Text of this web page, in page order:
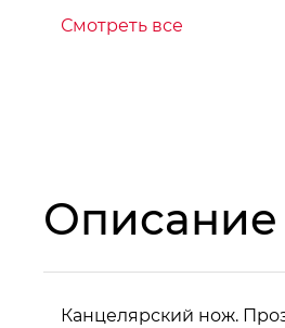
Смотреть все
Описание
Канцелярский нож.